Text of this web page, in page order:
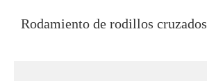
Rodamiento de rodillos cruzados